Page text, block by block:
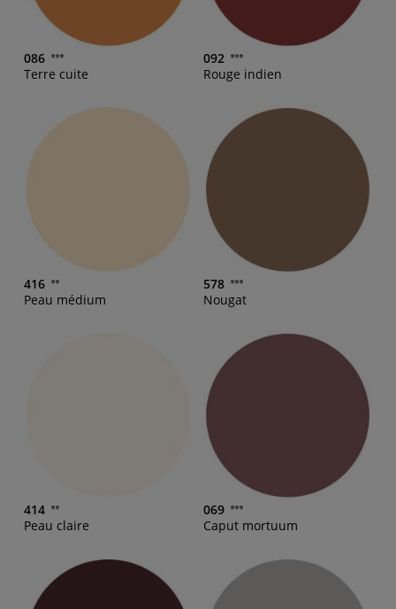
086
Terre cuite
092
Rouge indien
416
Peau médium
578
Nougat
414
Peau claire
069
Caput mortuum